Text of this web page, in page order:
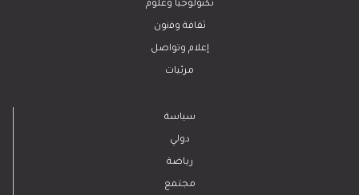
تكنولوجيا وعلوم
ﺛﻘﺎﻓﺔ وﻓﻧون
إعلام وتواصل
مرئيات
سياسة
دولي
رياضة
مجتمع